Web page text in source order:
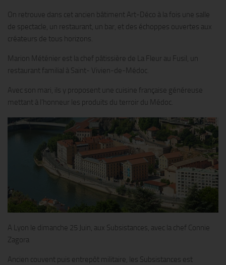
On retrouve dans cet ancien bâtiment Art-Déco à la fois une salle
de spectacle, un restaurant, un bar, et des échoppes ouvertes aux
créateurs de tous horizons.
Marion Méténier est la chef pâtissière de La Fleur au Fusil, un
restaurant familial à Saint- Vivien-de-Médoc.
Avec son mari, ils y proposent une cuisine française généreuse
mettant à l’honneur les produits du terroir du Médoc.
A Lyon le dimanche 25 Juin, aux Subsistances, avec la chef Connie
Zagora
Ancien couvent puis entrepôt militaire, les Subsistances est